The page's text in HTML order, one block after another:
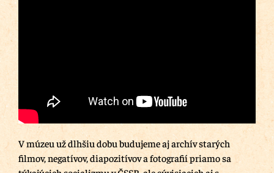
V múzeu už dlhšiu dobu budujeme aj archív starých
filmov, negatívov, diapozitívov a fotografií priamo sa